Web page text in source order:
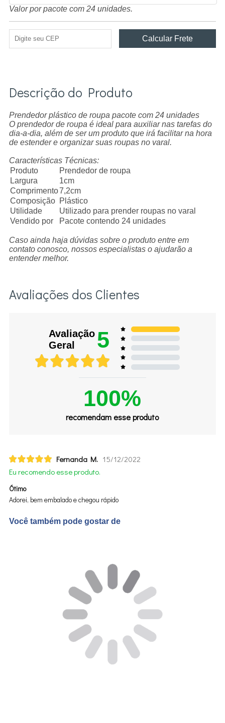
Valor por pacote com 24 unidades.
Descrição do Produto
Prendedor plástico de roupa pacote com 24 unidades
O prendedor de roupa é ideal para auxiliar nas tarefas do
dia-a-dia, além de ser um produto que irá facilitar na hora
de estender e organizar suas roupas no varal.
Características Técnicas:
Produto
Prendedor de roupa
Largura
1cm
Comprimento7,2cm
Composição
Plástico
Utilidade
Utilizado para prender roupas no varal
Vendido por
Pacote contendo 24 unidades
Caso ainda haja dúvidas sobre o produto entre em
contato conosco, nossos especialistas o ajudarão a
entender melhor.
Avaliações dos Clientes
Avaliação
Geral
5
100%
recomendam esse produto
Fernanda M. 15/12/2022
Eu recomendo esse produto.
Ótimo
Adorei, bem embalado e chegou rápido
Você também pode gostar de